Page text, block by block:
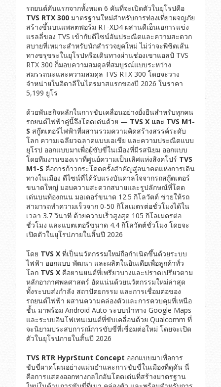
รถยนต์คันแรกจากทั้งหมด 6 คันที่จะเปิดตัวในยุโรปคือ
TVS RTX 300มาตรฐานใหม่สำหรับการท่องเที่ยวผจญภัย
สร้างขึ้นบนแพลตฟอร์ม RT-XD4 ผสานดีเอ็นเอการแข่ง
แรลลี่ของ TVS เข้ากับดีไซน์อันประณีตและความสะดวก
สบายที่เหมาะสำหรับนักสำรวจยุคใหม่ ไม่ว่าจะพิชิตเส้น
ทางขรุขระในยุโรปหรือเดินทางผ่านช่องเขาแอลป์ TVS
RTX 300 ก็มอบความสมดุลที่สมบูรณ์แบบระหว่าง
สมรรถนะและความสมดุล TVS RTX 300 โดยจะวาง
จำหน่ายในอิตาลีในไตรมาสแรกของปี 2026 ในราคา
5,199 ยูโร
ด้วยพันธกิจหลักในการขับเคลื่อนอย่างยั่งยืนสำหรับทุกคน
รถยนต์ไฟฟ้าคู่นี้จึงโดดเด่นด้วย — TVS X และ TVS M1-
S สกู๊ตเตอร์ไฟฟ้าที่ผสานรวมความคิดสร้างสรรค์ระดับ
โลก ความเฉลียวฉลาดแบบเอเชีย และความประณีตแบบ
ยุโรป ออกแบบมาเพื่อผู้ขับขี่ในเมืองที่มีรสนิยม ออกแบบ
โดยทีมงานของเราที่ศูนย์ความเป็นเลิศแห่งสิงคโปร์ TVS
M1-S คือการก้าวกระโดดครั้งสำคัญสู่อนาคตแห่งการเดิน
ทางในเมือง ดีไซน์ที่ได้รับแรงบันดาลใจจากรถสกู๊ตเตอร์
ขนาดใหญ่ มอบความสะดวกสบายและรูปลักษณ์ที่โดด
เด่นบนท้องถนน มอเตอร์ขนาด 12.5 กิโลวัตต์ ช่วยให้รถ
สามารถทำความเร็วจาก 0-50 กิโลเมตรต่อชั่วโมงได้ใน
เวลา 3.7 วินาที ด้วยความเร็วสูงสุด 105 กิโลเมตรต่อ
ชั่วโมง และแบตเตอรี่ขนาด 4.4 กิโลวัตต์ชั่วโมง โดยจะ
เปิดตัวในยุโรปภายในสิ้นปี 2026
โดย TVS Xที่เป็นนวัตกรรมใหม่ถือกำเนิดขึ้นด้วยระบบ
ไฟฟ้า ออกแบบ พัฒนา และผลิตในอินเดียเพื่อลูกค้าทั่ว
โลก TVS X คือยานยนต์ที่เพรียวบางและปราดเปรียวตาม
หลักอากาศพลศาสตร์ อัดแน่นด้วยนวัตกรรมใหม่ล่าสุด
ทั้งระบบส่งกำลัง สถาปัตยกรรม และการเชื่อมต่อของ
รถยนต์ไฟฟ้า ผสานความคล่องตัวและการควบคุมที่เหนือ
ชั้น มาพร้อม Android Auto ระบบนำทาง Google Maps
และระบบอินโฟเทนเมนต์ที่ขับเคลื่อนด้วย Qualcomm ที่
จะนิยามประสบการณ์การขับขี่ที่เชื่อมต่อใหม่ โดยจะเปิด
ตัวในยุโรปภายในสิ้นปี 2026
TVS RTR HyprStunt Concept ออกแบบมาเพื่อการ
ขับขี่ผาดโผนอย่างแม่นยำและการขับขี่ในเมืองที่ดุดัน นี่
คือการแสดงออกทางกลไกอันโดดเด่นที่สร้างมาตรฐาน